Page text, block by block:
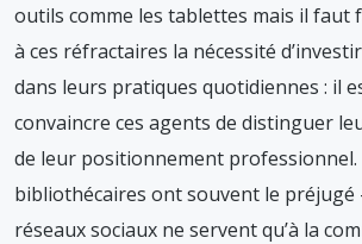
outils comme les tablettes mais il faut
à ces réfractaires la nécessité
dans leurs pratiques quotidiennes : il
convaincre ces agents de distinguer
de leur positionnement professionnel.
bibliothécaires ont souvent le préjugé
réseaux sociaux ne servent qu’à la